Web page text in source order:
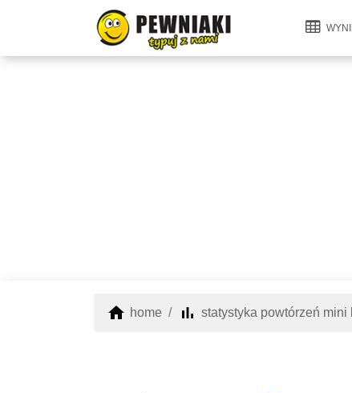
home home bar_chart statystyka powtórzeń mini